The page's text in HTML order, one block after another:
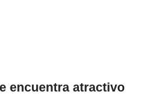
encuentra atractivo